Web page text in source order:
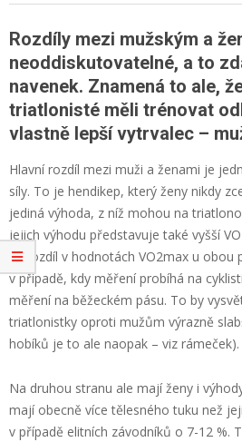
Rozdíly mezi mužským a
neoddiskutovatelné, a to
navenek. Znamená to ale,
triatlonisté měli trénovat
vlastně lepší vytrvalec –
Hlavní rozdíl mezi muži a ženami je
síly. To je hendikep, který ženy nikdy
jediná výhoda, z níž mohou na
jejich výhodu představuje také vyšší
že rozdíl v hodnotách VO2max u
v případě, kdy měření probíhá na
měření na běžeckém pásu. To by
triatlonistky oproti mužům výrazně
hobíků je to ale naopak – viz rámeček).
Na druhou stranu ale mají ženy i
mají obecně více tělesného tuku než
v případě elitních závodníků o 7-12 %.